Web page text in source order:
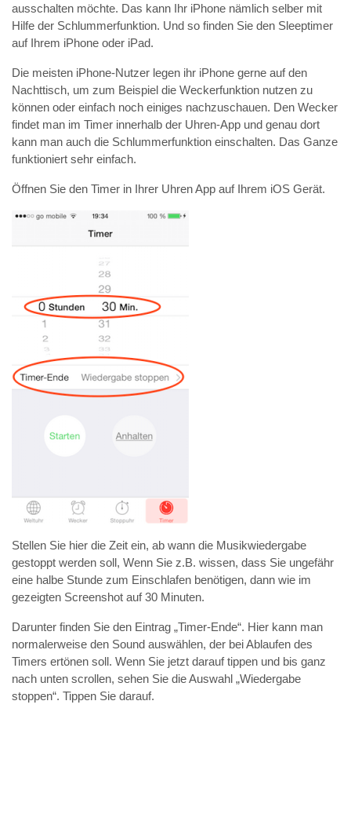
ausschalten möchte. Das kann Ihr iPhone nämlich selber mit
Hilfe der Schlummerfunktion. Und so finden Sie den Sleeptimer
auf Ihrem iPhone oder iPad.
Die meisten iPhone-Nutzer legen ihr iPhone gerne auf den
Nachttisch, um zum Beispiel die Weckerfunktion nutzen zu
können oder einfach noch einiges nachzuschauen. Den Wecker
findet man im Timer innerhalb der Uhren-App und genau dort
kann man auch die Schlummerfunktion einschalten. Das Ganze
funktioniert sehr einfach.
Öffnen Sie den Timer in Ihrer Uhren App auf Ihrem iOS Gerät.
Stellen Sie hier die Zeit ein, ab wann die Musikwiedergabe
gestoppt werden soll, Wenn Sie z.B. wissen, dass Sie ungefähr
eine halbe Stunde zum Einschlafen benötigen, dann wie im
gezeigten Screenshot auf 30 Minuten.
Darunter finden Sie den Eintrag „Timer-Ende“. Hier kann man
normalerweise den Sound auswählen, der bei Ablaufen des
Timers ertönen soll. Wenn Sie jetzt darauf tippen und bis ganz
nach unten scrollen, sehen Sie die Auswahl „Wiedergabe
stoppen“. Tippen Sie darauf.